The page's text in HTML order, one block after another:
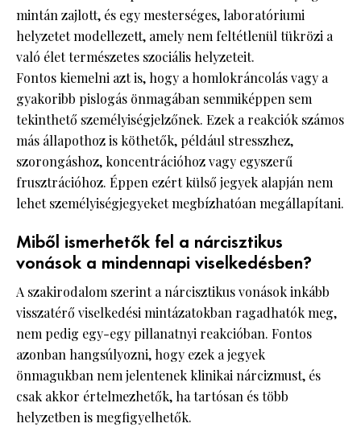
mintán zajlott, és egy mesterséges, laboratóriumi
helyzetet modellezett, amely nem feltétlenül tükrözi a
való élet természetes szociális helyzeteit.
Fontos kiemelni azt is, hogy a homlokráncolás vagy a
gyakoribb pislogás önmagában semmiképpen sem
tekinthető személyiségjelzőnek. Ezek a reakciók számos
más állapothoz is köthetők, például stresszhez,
szorongáshoz, koncentrációhoz vagy egyszerű
frusztrációhoz. Éppen ezért külső jegyek alapján nem
lehet személyiségjegyeket megbízhatóan megállapítani.
Miből ismerhetők fel a nárcisztikus
vonások a mindennapi viselkedésben?
A szakirodalom szerint a nárcisztikus vonások inkább
visszatérő viselkedési mintázatokban ragadhatók meg,
nem pedig egy-egy pillanatnyi reakcióban. Fontos
azonban hangsúlyozni, hogy ezek a jegyek
önmagukban nem jelentenek klinikai nárcizmust, és
csak akkor értelmezhetők, ha tartósan és több
helyzetben is megfigyelhetők.